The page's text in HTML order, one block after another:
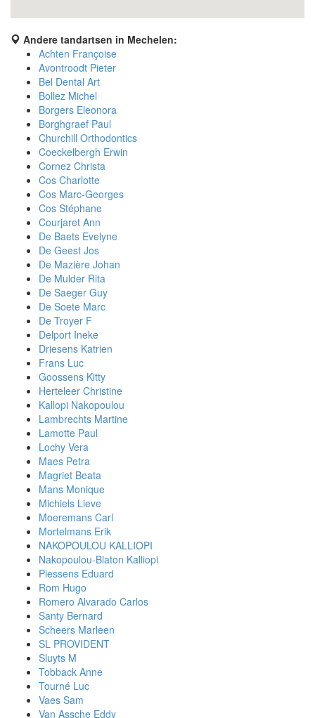
Andere tandartsen in Mechelen:
Achten Françoise
Avontroodt Pieter
Bel Dental Art
Bollez Michel
Borgers Eleonora
Borghgraef Paul
Churchill Orthodontics
Coeckelbergh Erwin
Cornez Christa
Cos Charlotte
Cos Marc-Georges
Cos Stéphane
Courjaret Ann
De Baets Evelyne
De Geest Jos
De Mazière Johan
De Mulder Rita
De Saeger Guy
De Soete Marc
De Troyer F
Delport Ineke
Driesens Katrien
Frans Luc
Goossens Kitty
Herteleer Christine
Kallopi Nakopoulou
Lambrechts Martine
Lamotte Paul
Lochy Vera
Maes Petra
Magriet Beata
Mans Monique
Michiels Lieve
Moeremans Carl
Mortelmans Erik
NAKOPOULOU KALLIOPI
Nakopoulou-Blaton Kalliopi
Piessens Eduard
Rom Hugo
Romero Alvarado Carlos
Santy Bernard
Scheers Marleen
SL PROVIDENT
Sluyts M
Tobback Anne
Tourné Luc
Vaes Sam
Van Assche Eddy